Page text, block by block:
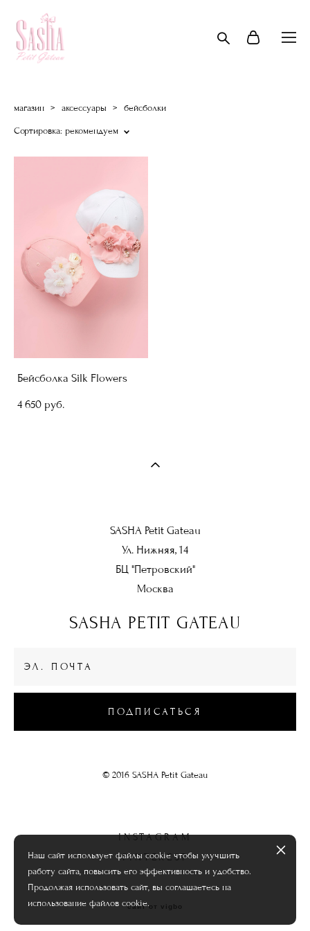
магазин > аксессуары > бейсболки
Сортировка: рекомендуем
Бейсболка Silk Flowers
4 650 pуб.
SASHA Petit Gateau
Ул. Нижняя, 14
БЦ "Петровский"
Москва
SASHA PETIT GATEAU
ПОДПИСАТЬСЯ
© 2016 SASHA Petit Gateau
INSTAGRAM
PINTEREST
сайт от vigbo
Наш сайт использует файлы cookie чтобы улучшить
работу сайта, повысить его эффективность и удобство.
Продолжая использовать сайт, вы соглашаетесь на
использование файлов cookie.